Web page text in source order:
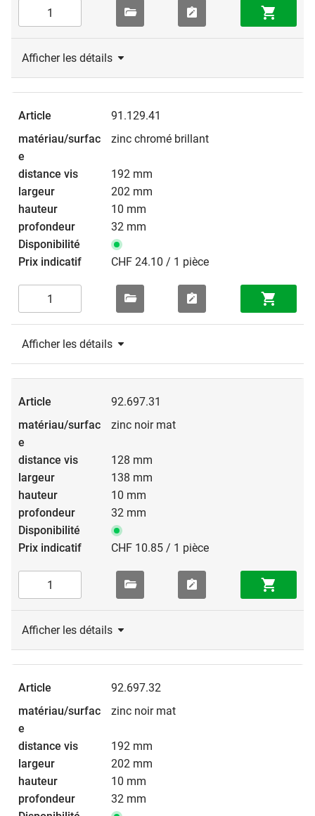
Afficher les détails
91.129.41
zinc chromé brillant
192 mm
202 mm
10 mm
32 mm
CHF 24.10 / 1 pièce
Afficher les détails
92.697.31
zinc noir mat
128 mm
138 mm
10 mm
32 mm
CHF 10.85 / 1 pièce
Afficher les détails
92.697.32
zinc noir mat
192 mm
202 mm
10 mm
32 mm